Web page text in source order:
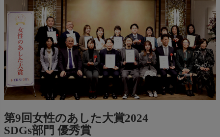
第9回女性のあした大賞2024
SDGs部門 優秀賞